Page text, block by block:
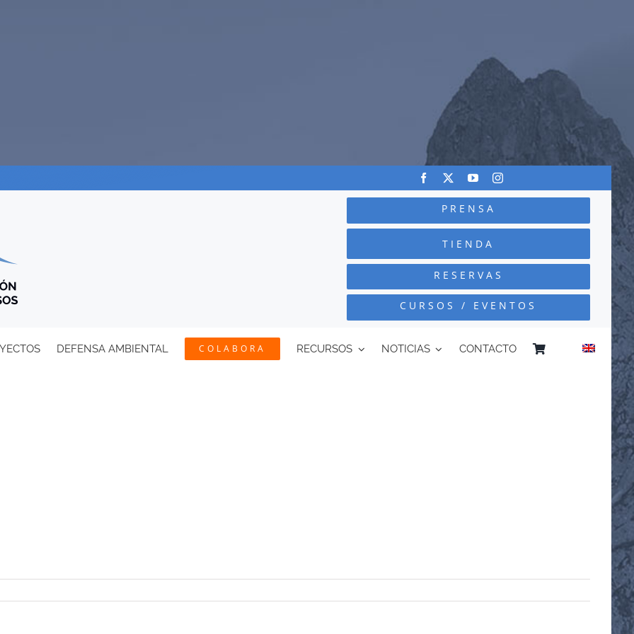
PRENSA
TIENDA
RESERVAS
CURSOS / EVENTOS
DEFENSA AMBIENTAL COLABORA RECURSOS NOTICIAS CONTACTO